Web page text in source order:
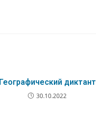
Географический диктант
30.10.2022